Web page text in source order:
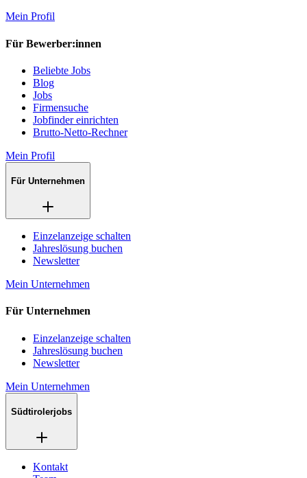
Mein Profil
Für Bewerber:innen
Beliebte Jobs
Blog
Jobs
Firmensuche
Jobfinder einrichten
Brutto-Netto-Rechner
Mein Profil
Für Unternehmen
Einzelanzeige schalten
Jahreslösung buchen
Newsletter
Mein Unternehmen
Für Unternehmen
Einzelanzeige schalten
Jahreslösung buchen
Newsletter
Mein Unternehmen
Südtirolerjobs
Kontakt